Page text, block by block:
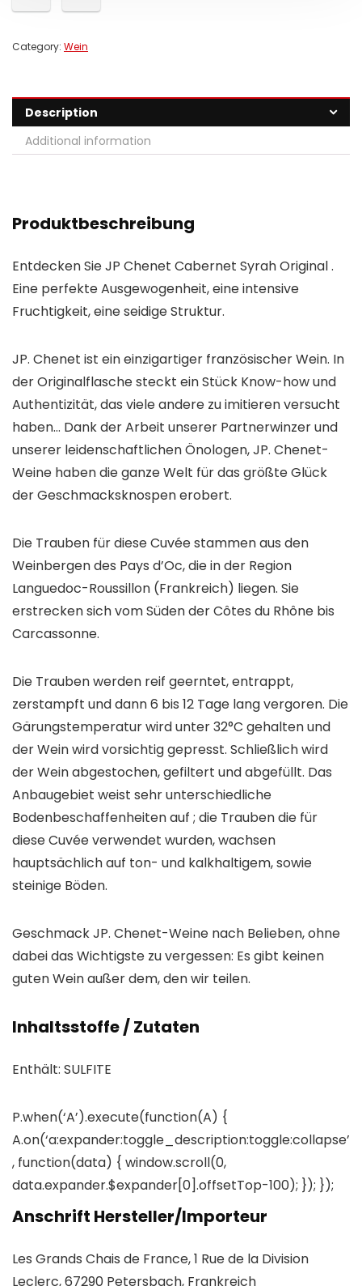
Category: Wein
Description
Additional information
Produktbeschreibung
Entdecken Sie JP Chenet Cabernet Syrah Original .
Eine perfekte Ausgewogenheit, eine intensive
Fruchtigkeit, eine seidige Struktur.
JP. Chenet ist ein einzigartiger französischer Wein. In
der Originalflasche steckt ein Stück Know-how und
Authentizität, das viele andere zu imitieren versucht
haben… Dank der Arbeit unserer Partnerwinzer und
unserer leidenschaftlichen Önologen, JP. Chenet-
Weine haben die ganze Welt für das größte Glück
der Geschmacksknospen erobert.
Die Trauben für diese Cuvée stammen aus den
Weinbergen des Pays d’Oc, die in der Region
Languedoc-Roussillon (Frankreich) liegen. Sie
erstrecken sich vom Süden der Côtes du Rhône bis
Carcassonne.
Die Trauben werden reif geerntet, entrappt,
zerstampft und dann 6 bis 12 Tage lang vergoren. Die
Gärungstemperatur wird unter 32°C gehalten und
der Wein wird vorsichtig gepresst. Schließlich wird
der Wein abgestochen, gefiltert und abgefüllt. Das
Anbaugebiet weist sehr unterschiedliche
Bodenbeschaffenheiten auf ; die Trauben die für
diese Cuvée verwendet wurden, wachsen
hauptsächlich auf ton- und kalkhaltigem, sowie
steinige Böden.
Geschmack JP. Chenet-Weine nach Belieben, ohne
dabei das Wichtigste zu vergessen: Es gibt keinen
guten Wein außer dem, den wir teilen.
Inhaltsstoffe / Zutaten
Enthält: SULFITE
P.when(‘A’).execute(function(A) {
A.on(‘a:expander:toggle_description:toggle:collapse’
, function(data) { window.scroll(0,
data.expander.$expander[0].offsetTop-100); }); });
Anschrift Hersteller/Importeur
Les Grands Chais de France, 1 Rue de la Division
Leclerc, 67290 Petersbach, Frankreich